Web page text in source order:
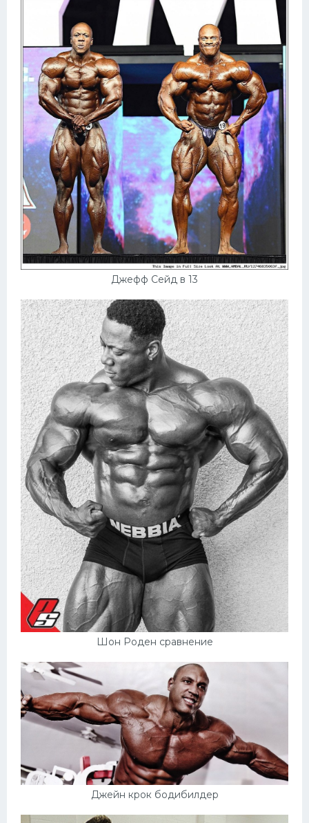
Джефф Сейд в 13
Шон Роден сравнение
Джейн крок бодибилдер